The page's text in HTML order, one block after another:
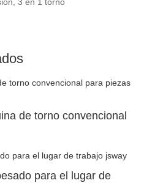
de torno convencional
para el lugar de